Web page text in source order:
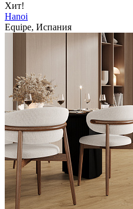
Хит!
Hanoi
Equipe, Испания